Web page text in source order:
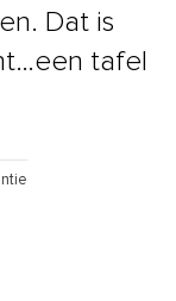
Dat is
tafel